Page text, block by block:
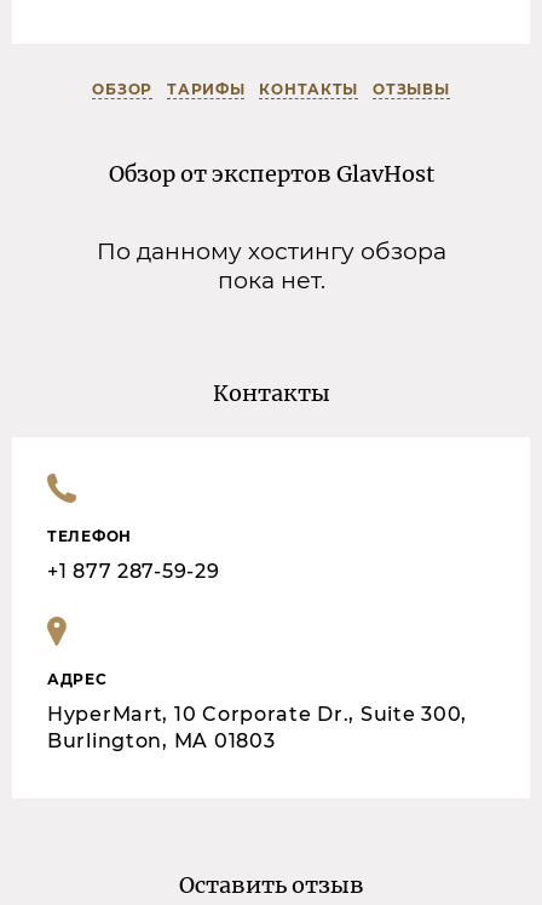
ОБЗОР ТАРИФЫ КОНТАКТЫ ОТЗЫВЫ
Обзор от экспертов GlavHost
По данному хостингу обзора
пока нет.
Контакты
ТЕЛЕФОН
+1 877 287-59-29
АДРЕС
HyperMart, 10 Corporate Dr., Suite 300,
Burlington, MA 01803
Оставить отзыв